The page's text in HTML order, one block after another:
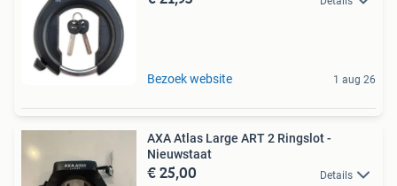
Bezoek website 1 aug 26
AXA Atlas Large ART 2 Ringslot -
Nieuwstaat
€ 25,00 Details